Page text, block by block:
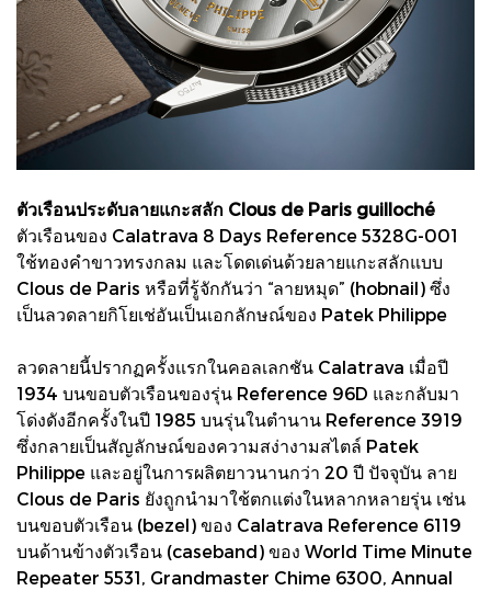
ตัวเรือนประดับลายแกะสลัก Clous de Paris guilloché
ตัวเรือนของ Calatrava 8 Days Reference 5328G-001
ใช้ทองคำขาวทรงกลม และโดดเด่นด้วยลายแกะสลักแบบ
Clous de Paris หรือที่รู้จักกันว่า “ลายหมุด” (hobnail) ซึ่ง
เป็นลวดลายกิโยเช่อันเป็นเอกลักษณ์ของ Patek Philippe
ลวดลายนี้ปรากฏครั้งแรกในคอลเลกชัน Calatrava เมื่อปี
1934 บนขอบตัวเรือนของรุ่น Reference 96D และกลับมา
โด่งดังอีกครั้งในปี 1985 บนรุ่นในตำนาน Reference 3919
ซึ่งกลายเป็นสัญลักษณ์ของความสง่างามสไตล์ Patek
Philippe และอยู่ในการผลิตยาวนานกว่า 20 ปี ปัจจุบัน ลาย
Clous de Paris ยังถูกนำมาใช้ตกแต่งในหลากหลายรุ่น เช่น
บนขอบตัวเรือน (bezel) ของ Calatrava Reference 6119
บนด้านข้างตัวเรือน (caseband) ของ World Time Minute
Repeater 5531, Grandmaster Chime 6300, Annual